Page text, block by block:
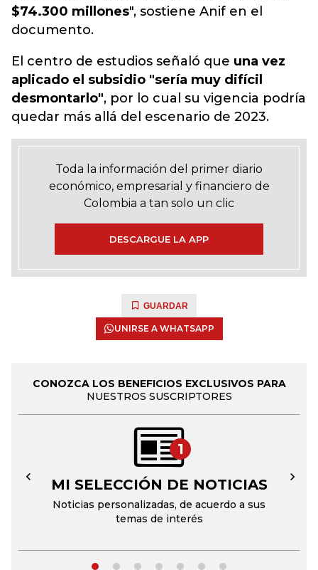
$74.300 millones", sostiene Anif en el
documento.
El centro de estudios señaló que una vez
aplicado el subsidio "sería muy difícil
desmontarlo", por lo cual su vigencia podría
quedar más allá del escenario de 2023.
Toda la información del primer diario
económico, empresarial y financiero de
Colombia a tan solo un clic
DESCARGUE LA APP
GUARDAR
UNIRSE A WHATSAPP
CONOZCA LOS BENEFICIOS EXCLUSIVOS PARA
NUESTROS SUSCRIPTORES
1
MI SELECCIÓN DE NOTICIAS
Noticias personalizadas, de acuerdo a sus
temas de interés
← →